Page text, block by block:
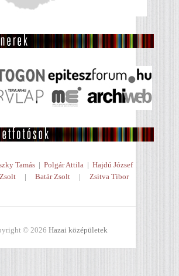
Tamás | Polgár Attila | Hajdú József
| Batár Zsolt | Zsitva Tibor
© 2026 Hazai középületek